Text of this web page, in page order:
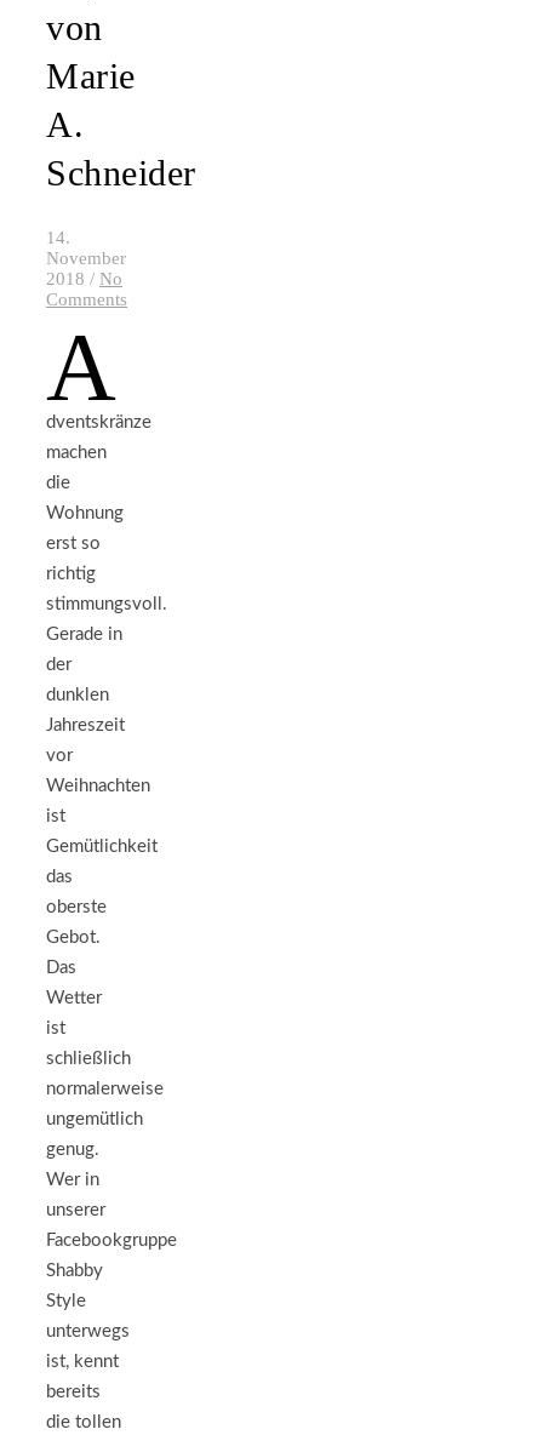
von
Marie
A.
Schneider
14.
November
2018 / No
Comments
A
dventskränze
machen
die
Wohnung
erst so
richtig
stimmungsvoll.
Gerade in
der
dunklen
Jahreszeit
vor
Weihnachten
ist
Gemütlichkeit
das
oberste
Gebot.
Das
Wetter
ist
schließlich
normalerweise
ungemütlich
genug.
Wer in
unserer
Facebookgruppe
Shabby
Style
unterwegs
ist, kennt
bereits
die tollen